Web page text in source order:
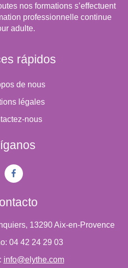
nos formations s’effectuent
professionnelle continue
adulte.
rápidos
de nous
légales
nous
13290 Aix-en-Provence
04 42 24 29 03
info@elythe.com